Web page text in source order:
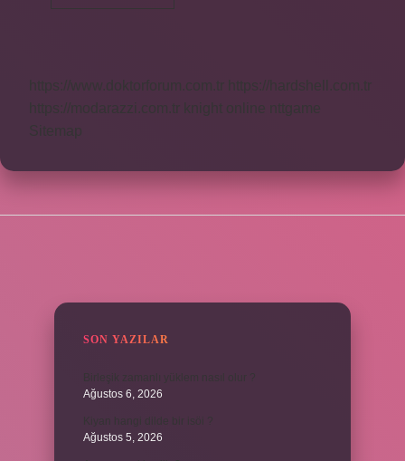
Yaktın
https://www.doktorforum.com.tr
https://hardshell.com.tr
https://modarazzi.com.tr
knight online
nttgame
Sitemap
SON YAZILAR
Ağustos 6, 2026
Ağustos 5, 2026